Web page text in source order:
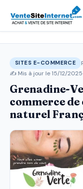
SITES E-COMMERCE
✍️ Mis à jour le15/12/2025
Grenadine-
commerce
naturel